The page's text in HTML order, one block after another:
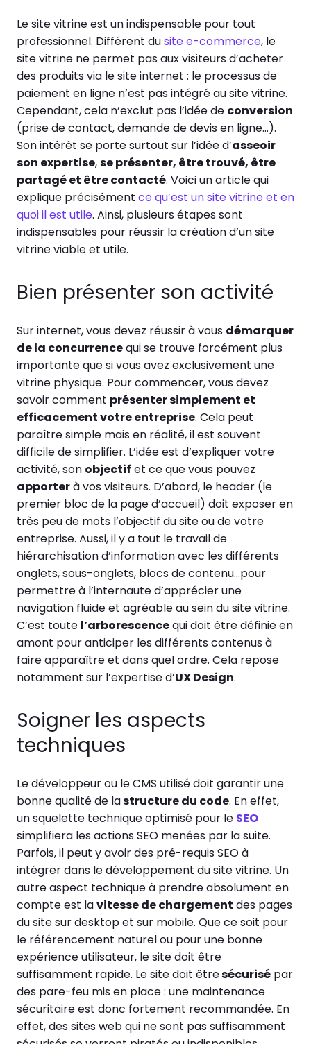
Le site vitrine est un indispensable pour tout
professionnel. Différent dusite e-commerce, le
site vitrine ne permet pas aux visiteurs d’acheter
des produits via le site internet : le processus de
paiement en ligne n’est pas intégré au site vitrine.
Cependant, cela n’exclut pas l’idée de conversion
(prise de contact, demande de devis en ligne…).
Son intérêt se porte surtout sur l’idée d’asseoir
son expertise,se présenter, être trouvé, être
partagé et être contacté. Voici un article qui
explique précisément ce qu’est un site vitrine et en
quoi il est utile. Ainsi, plusieurs étapes sont
indispensables pour réussir la création d’un site
vitrine viable et utile.
Bien présenter son activité
Sur internet, vous devez réussir à vous démarquer
de la concurrencequi se trouve forcément plus
importante que si vous avez exclusivement une
vitrine physique. Pour commencer, vous devez
savoir comment présenter simplement et
efficacement votre entreprise. Cela peut
paraître simple mais en réalité, il est souvent
difficile de simplifier. L’idée est d’expliquer votre
activité, son objectif et ce que vous pouvez
apporterà vos visiteurs. D’abord, le header (le
premier bloc de la page d’accueil) doit exposer en
très peu de mots l’objectif du site ou de votre
entreprise. Aussi, il y a tout le travail de
hiérarchisation d’information avec les différents
onglets, sous-onglets, blocs de contenu…pour
permettre à l’internaute d’apprécier une
navigation fluide et agréable au sein du site vitrine.
C’est toute l’arborescencequi doit être définie en
amont pour anticiper les différents contenus à
faire apparaître et dans quel ordre. Cela repose
notamment sur l’expertise d’UX Design.
Soigner les aspects
techniques
Le développeur ou le CMS utilisé doit garantir une
bonne qualité de lastructure du code. En effet,
un squelette technique optimisé pour le SEO
simplifiera les actions SEO menées par la suite.
Parfois, il peut y avoir des pré-requis SEO à
intégrer dans le développement du site vitrine. Un
autre aspect technique à prendre absolument en
compte est lavitesse de chargement des pages
du site sur desktop et sur mobile. Que ce soit pour
le référencement naturel ou pour une bonne
expérience utilisateur, le site doit être
suffisamment rapide. Le site doit êtresécurisé par
des pare-feu mis en place : une maintenance
sécuritaire est donc fortement recommandée. En
effet, des sites web qui ne sont pas suffisamment